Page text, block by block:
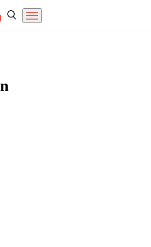
inhoud gaan
Amstelring
ZoekenMenu